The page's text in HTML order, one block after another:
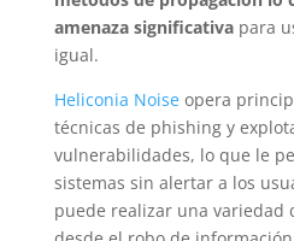
amenaza significativapara
igual.
Heliconia Noiseopera
técnicas de phishing y
vulnerabilidades, lo que le
sistemas sin alertar a los
puede realizar una variedad